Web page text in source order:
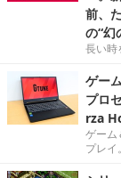
前、
の“幻
長い時
ゲー
プロ
rza
ゲーム
プレイ